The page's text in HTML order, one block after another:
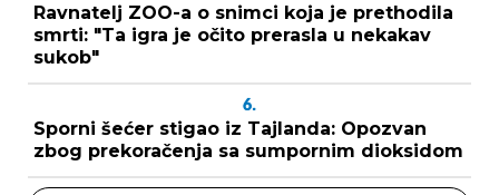
Ravnatelj ZOO-a o snimci koja je prethodila
smrti: "Ta igra je očito prerasla u nekakav
sukob"
6.
Sporni šećer stigao iz Tajlanda: Opozvan
zbog prekoračenja sa sumpornim dioksidom